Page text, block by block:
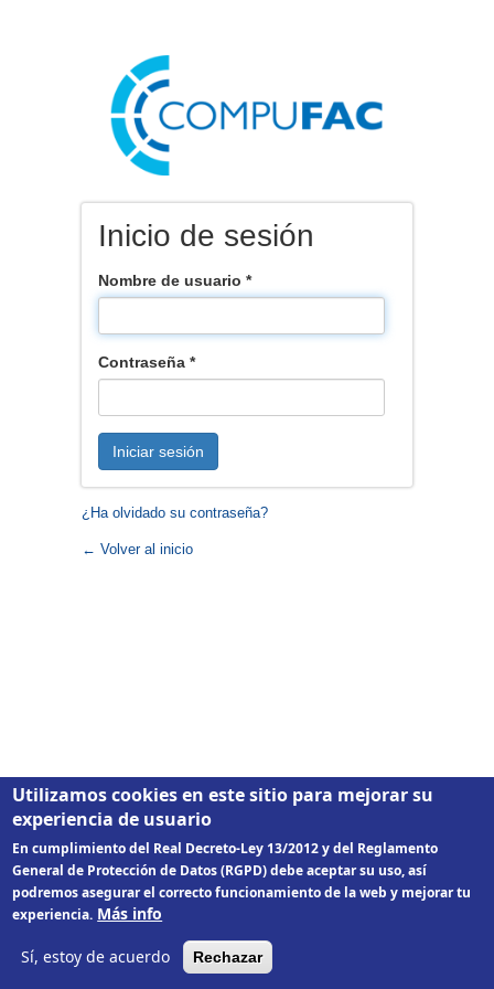
Inicio de sesión
Nombre de usuario *
Contraseña *
Iniciar sesión
¿Ha olvidado su contraseña?
← Volver al inicio
Utilizamos cookies en este sitio para mejorar su
experiencia de usuario
En cumplimiento del Real Decreto-Ley 13/2012 y del Reglamento
General de Protección de Datos (RGPD) debe aceptar su uso, así
podremos asegurar el correcto funcionamiento de la web y mejorar tu
experiencia. Más info
Sí, estoy de acuerdo Rechazar